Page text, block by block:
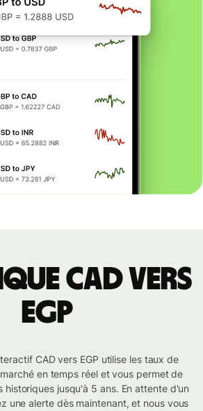
CAD vers
EGP
CAD vers EGP utilise les taux de
en temps réel et vous permet de
historiques jusqu'à 5 ans. En attente d'un
une alerte dès maintenant, et nous vous